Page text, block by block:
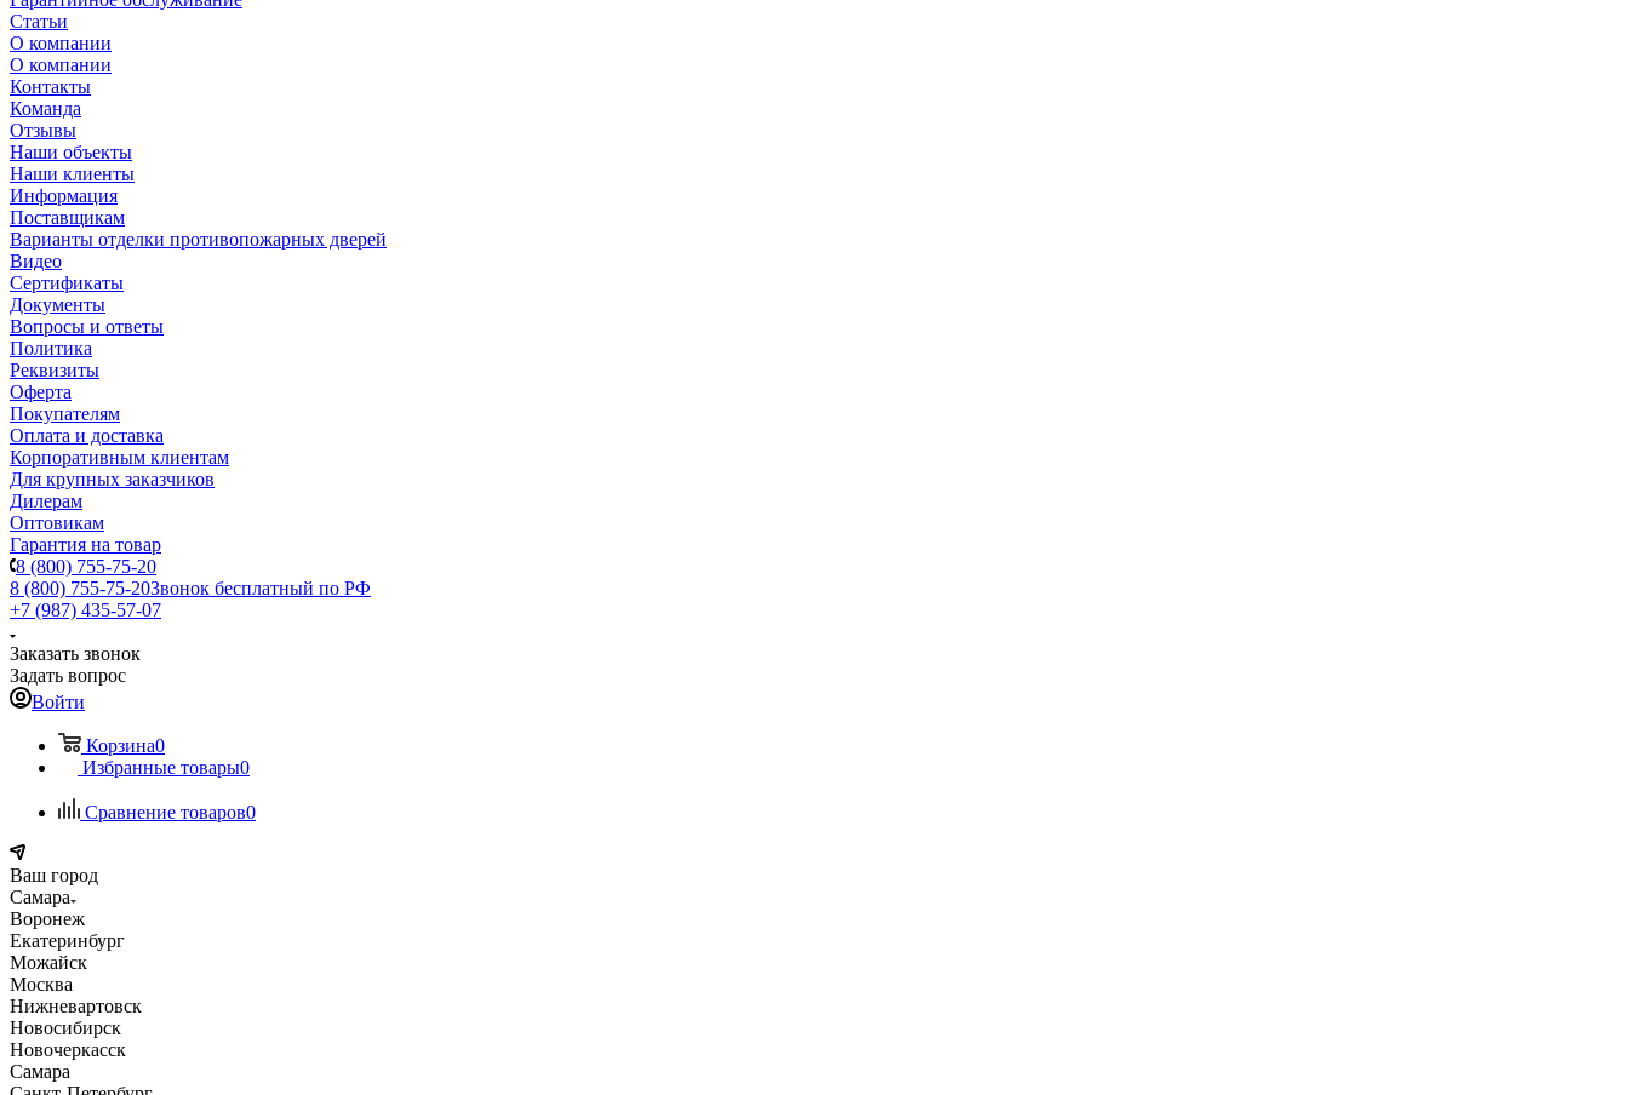
Статьи
О компании
О компании
Контакты
Команда
Отзывы
Наши объекты
Наши клиенты
Информация
Поставщикам
Варианты отделки противопожарных дверей
Видео
Сертификаты
Документы
Вопросы и ответы
Политика
Реквизиты
Оферта
Покупателям
Оплата и доставка
Корпоративным клиентам
Для крупных заказчиков
Дилерам
Оптовикам
Гарантия на товар
8 (800) 755-75-20
8 (800) 755-75-20Звонок бесплатный по РФ
+7 (987) 435-57-07
Заказать звонок
Задать вопрос
Войти
Корзина0
Избранные товары0
Сравнение товаров0
Ваш город
Самара
Воронеж
Екатеринбург
Можайск
Москва
Нижневартовск
Новосибирск
Новочеркасск
Самара